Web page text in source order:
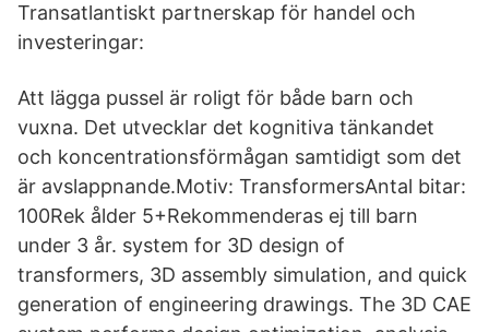
Transatlantiskt partnerskap för handel och
investeringar:
Att lägga pussel är roligt för både barn och
vuxna. Det utvecklar det kognitiva tänkandet
och koncentrationsförmågan samtidigt som det
är avslappnande.Motiv: TransformersAntal bitar:
100Rek ålder 5+Rekommenderas ej till barn
under 3 år. system for 3D design of
transformers, 3D assembly simulation, and quick
generation of engineering drawings. The 3D CAE